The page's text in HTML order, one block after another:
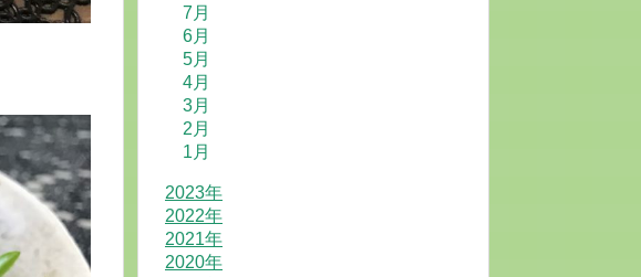
7月
6月
5月
4月
3月
2月
1月
2023年
2022年
2021年
2020年